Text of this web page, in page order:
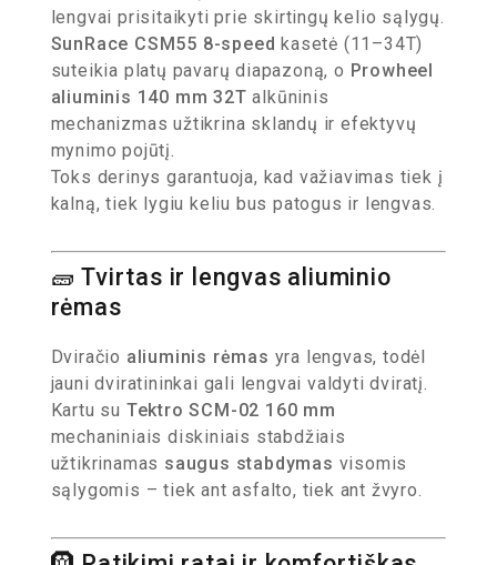
lengvai prisitaikyti prie skirtingų kelio sąlygų.
SunRace CSM55 8-speed kasetė (11–34T)
suteikia platų pavarų diapazoną, o Prowheel
aliuminis 140 mm 32T alkūninis
mechanizmas užtikrina sklandų ir efektyvų
mynimo pojūtį.
Toks derinys garantuoja, kad važiavimas tiek į
kalną, tiek lygiu keliu bus patogus ir lengvas.
🧱 Tvirtas ir lengvas aliuminio
rėmas
Dviračio aliuminis rėmas yra lengvas, todėl
jauni dviratininkai gali lengvai valdyti dviratį.
Kartu su Tektro SCM-02 160 mm
mechaniniais diskiniais stabdžiais
užtikrinamas saugus stabdymas visomis
sąlygomis – tiek ant asfalto, tiek ant žvyro.